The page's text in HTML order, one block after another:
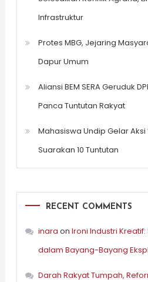
Infrastruktur
Protes MBG, Jejaring
Dapur Umum
Aliansi BEM SERA Geruduk
Panca Tuntutan Rakyat
Mahasiswa Undip Gelar Aksi
Suarakan 10 Tuntutan
RECENT COMMENTS
inara on Ironi Industri
dalam Bayang-Bayang
Darah Rakyat Tumpah,